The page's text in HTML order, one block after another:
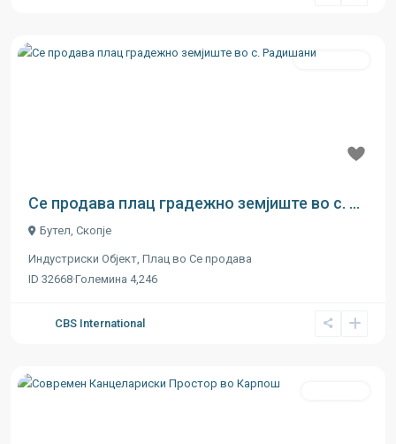
Се продава
Се продава плац градежно земјиште во с. ...
Бутел Скопје
Индустриски Oбјект Плац во Се продава
ID 32668·Големина 4,246
CBS International